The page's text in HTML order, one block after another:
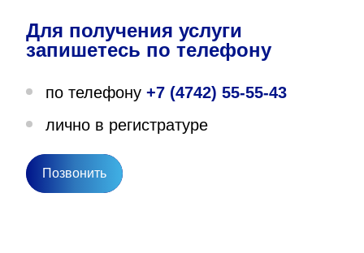
О нас
Направления деятельности
Для получения услуги
запишетесь по телефону
по телефону +7 (4742) 55-55-43
лично в регистратуре
Позвонить